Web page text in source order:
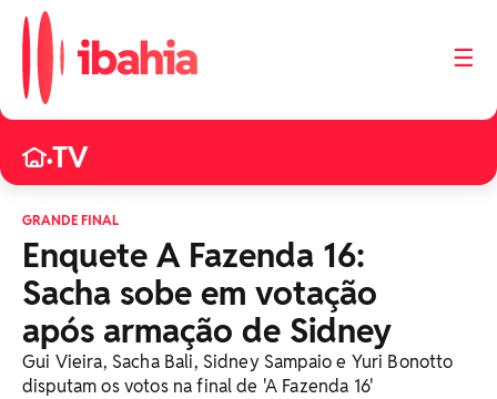
☰
•TV
GRANDE FINAL
Enquete A Fazenda 16:
Sacha sobe em votação
após armação de Sidney
Gui Vieira, Sacha Bali, Sidney Sampaio e Yuri Bonotto
disputam os votos na final de 'A Fazenda 16'